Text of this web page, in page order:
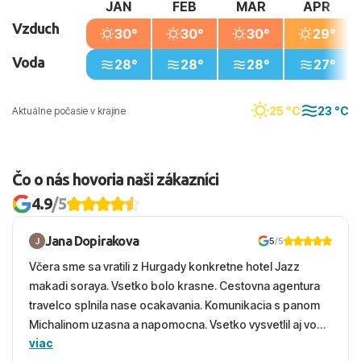
a pobrežnú stráž 177.
Aktuálne počasie v krajine 25 °C 23 °C
Vzduch
Voda
JAN
30°
28°
FEB
30°
28°
MAR
30°
28°
APR
29°
27°
Čo o nás hovoria naši zákazníci
4.9/5
Jana Dopirakova 5/5
Včera sme sa vratili z Hurgady konkretne hotel Jazz
makadi soraya. Vsetko bolo krasne. Cestovna agentura
travelco splnila nase ocakavania. Komunikacia s panom
Michalinom uzasna a napomocna. Vsetko vysvetlil aj vo
vecernych hodinach zaco sa ospravedlnujem. Hotel
viac